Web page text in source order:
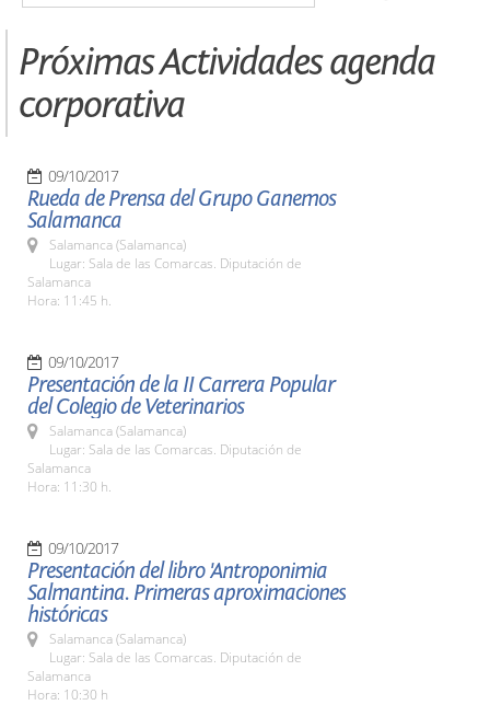
Próximas Actividades agenda
corporativa
09/10/2017
Rueda de Prensa del Grupo Ganemos
Salamanca
Salamanca (Salamanca)
Lugar: Sala de las Comarcas. Diputación de
Salamanca
Hora: 11:45 h.
09/10/2017
Presentación de la II Carrera Popular
del Colegio de Veterinarios
Salamanca (Salamanca)
Lugar: Sala de las Comarcas. Diputación de
Salamanca
Hora: 11:30 h.
09/10/2017
Presentación del libro 'Antroponimia
Salmantina. Primeras aproximaciones
históricas
Salamanca (Salamanca)
Lugar: Sala de las Comarcas. Diputación de
Salamanca
Hora: 10:30 h